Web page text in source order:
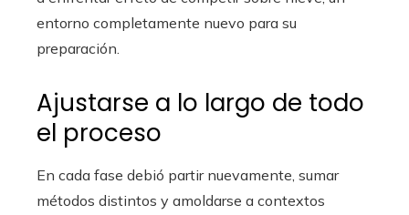
entorno completamente nuevo para su
preparación.
Ajustarse a lo largo de todo
el proceso
En cada fase debió partir nuevamente, sumar
métodos distintos y amoldarse a contextos